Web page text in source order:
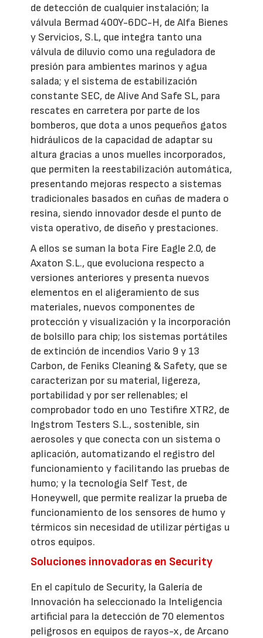
de detección de cualquier instalación; la
válvula Bermad 400Y-6DC-H, de Alfa Bienes
y Servicios, S.L, que integra tanto una
válvula de diluvio como una reguladora de
presión para ambientes marinos y agua
salada; y el sistema de estabilización
constante SEC, de Alive And Safe SL, para
rescates en carretera por parte de los
bomberos, que dota a unos pequeños gatos
hidráulicos de la capacidad de adaptar su
altura gracias a unos muelles incorporados,
que permiten la reestabilización automática,
presentando mejoras respecto a sistemas
tradicionales basados en cuñas de madera o
resina, siendo innovador desde el punto de
vista operativo, de diseño y prestaciones.
A ellos se suman la bota Fire Eagle 2.0, de
Axaton S.L., que evoluciona respecto a
versiones anteriores y presenta nuevos
elementos en el aligeramiento de sus
materiales, nuevos componentes de
protección y visualización y la incorporación
de bolsillo para chip; los sistemas portátiles
de extinción de incendios Vario 9 y 13
Carbon, de Feniks Cleaning & Safety, que se
caracterizan por su material, ligereza,
portabilidad y por ser rellenables; el
comprobador todo en uno Testifire XTR2, de
Ingstrom Testers S.L., sostenible, sin
aerosoles y que conecta con un sistema o
aplicación, automatizando el registro del
funcionamiento y facilitando las pruebas de
humo; y la tecnología Self Test, de
Honeywell, que permite realizar la prueba de
funcionamiento de los sensores de humo y
térmicos sin necesidad de utilizar pértigas u
otros equipos.
Soluciones innovadoras en Security
En el capítulo de Security, la Galería de
Innovación ha seleccionado la Inteligencia
artificial para la detección de 70 elementos
peligrosos en equipos de rayos-x, de Arcano